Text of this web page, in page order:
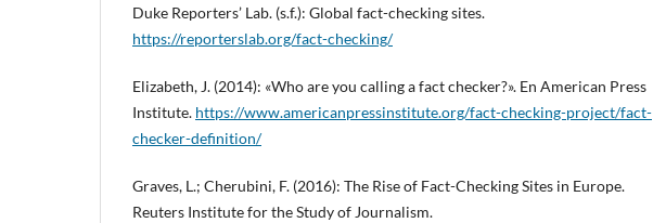
Duke Reporters’ Lab. (s.f.): Global fact-checking sites.
https://reporterslab.org/fact-checking/
Elizabeth, J. (2014): «Who are you calling a fact checker?». En American Press
Institute. https://www.americanpressinstitute.org/fact-checking-project/fact-
checker-definition/
Graves, L.; Cherubini, F. (2016): The Rise of Fact-Checking Sites in Europe.
Reuters Institute for the Study of Journalism.